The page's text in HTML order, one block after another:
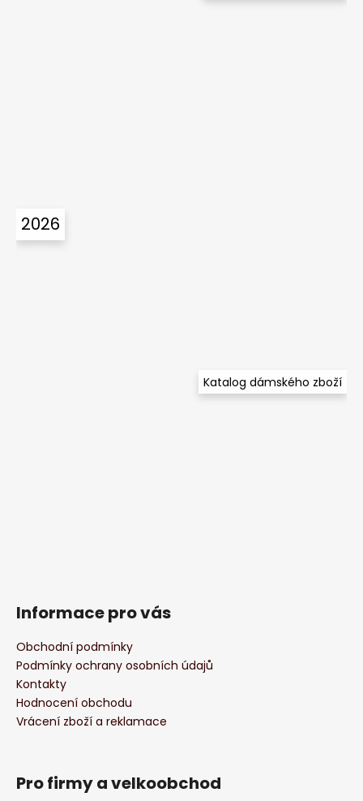
2026
Katalog dámského zboží
Informace pro vás
Obchodní podmínky
Podmínky ochrany osobních údajů
Kontakty
Hodnocení obchodu
Vrácení zboží a reklamace
Pro firmy a velkoobchod